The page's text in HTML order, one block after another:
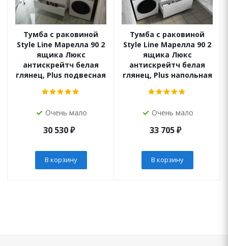
Тумба с раковиной
Style Line Марелла 90 2
ящика Люкс
антискрейтч белая
глянец, Plus подвесная
Очень мало
30 530₽
В корзину
Тумба с раковиной
Style Line Марелла 90 2
ящика Люкс
антискрейтч белая
глянец, Plus напольная
Очень мало
33 705₽
В корзину